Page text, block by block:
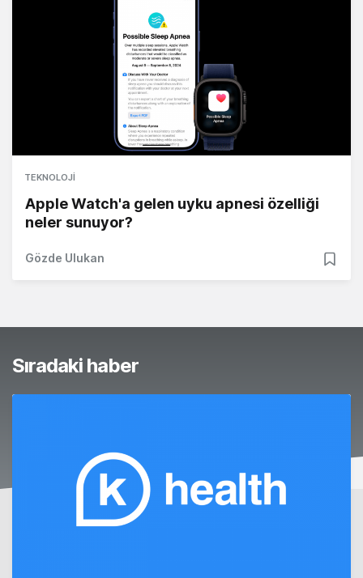
TEKNOLOJI
Apple Watch'a gelen uyku apnesi özelliği
neler sunuyor?
Gözde Ulukan
Sıradaki haber